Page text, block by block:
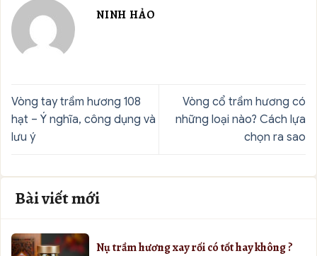
NINH HẢO
Vòng tay trầm hương 108
hạt – Ý nghĩa, công dụng và
lưu ý
Vòng cổ trầm hương có
những loại nào? Cách lựa
chọn ra sao
Bài viết mới
Nụ trầm hương xay rối có tốt hay không ?